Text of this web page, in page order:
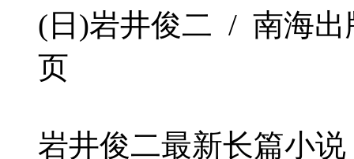
(日)岩井俊二 / 南海出
页
岩井俊二最新长篇小